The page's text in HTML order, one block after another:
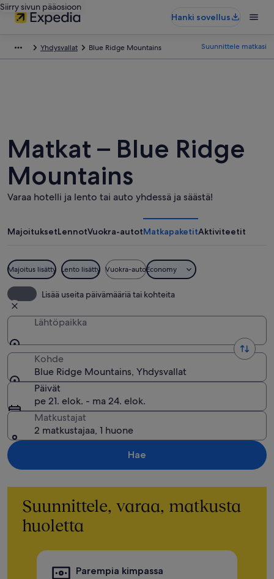
Siirry sivun pääosioon
Hanki sovellus
Yhdysvallat Blue Ridge Mountains Suunnittele matkasi
Matkat – Blue Ridge
Mountains
Varaa hotelli ja lento tai auto yhdessä ja säästä!
MajoituksetLennotVuokra-autotMatkapaketitAktiviteetit
Majoitus lisätty Lento lisätty Vuokra-autoEconomy
Lisää useita päivämääriä tai kohteita
Lähtöpaikka
Kohde
Blue Ridge Mountains, Yhdysvallat
Päivät
pe 21. elok. - ma 24. elok.
Matkustajat
2 matkustajaa, 1 huone
Hae
Suunnittele, varaa, matkusta
huoletta
Parempia kimpassa